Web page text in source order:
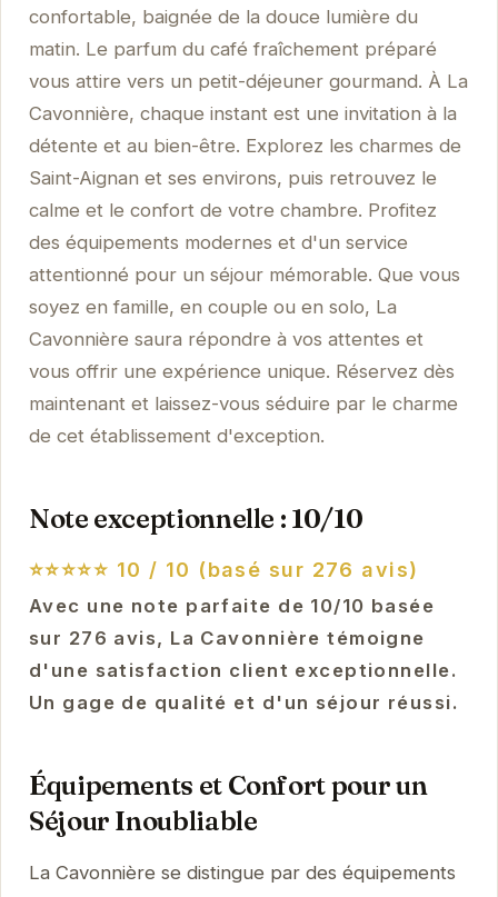
confortable, baignée de la douce lumière du
matin. Le parfum du café fraîchement préparé
vous attire vers un petit-déjeuner gourmand. À La
Cavonnière, chaque instant est une invitation à la
détente et au bien-être. Explorez les charmes de
Saint-Aignan et ses environs, puis retrouvez le
calme et le confort de votre chambre. Profitez
des équipements modernes et d'un service
attentionné pour un séjour mémorable. Que vous
soyez en famille, en couple ou en solo, La
Cavonnière saura répondre à vos attentes et
vous offrir une expérience unique. Réservez dès
maintenant et laissez-vous séduire par le charme
de cet établissement d'exception.
Note exceptionnelle : 10/10
⭐⭐⭐⭐⭐ 10 / 10 (basé sur 276 avis)
Avec une note parfaite de 10/10 basée
sur 276 avis, La Cavonnière témoigne
d'une satisfaction client exceptionnelle.
Un gage de qualité et d'un séjour réussi.
Équipements et Confort pour un
Séjour Inoubliable
La Cavonnière se distingue par des équipements